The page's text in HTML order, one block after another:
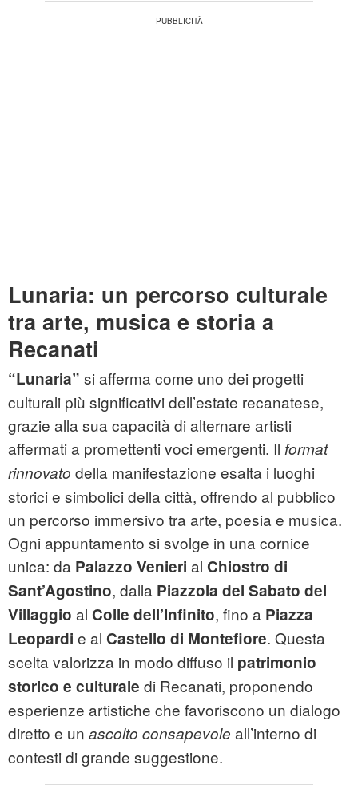
Lunaria: un percorso culturale
tra arte, musica e storia a
Recanati
“Lunaria” si afferma come uno dei progetti
culturali più significativi dell’estate recanatese,
grazie alla sua capacità di alternare artisti
affermati a promettenti voci emergenti. Il format
rinnovato della manifestazione esalta i luoghi
storici e simbolici della città, offrendo al pubblico
un percorso immersivo tra arte, poesia e musica.
Ogni appuntamento si svolge in una cornice
unica: da Palazzo Venieri al Chiostro di
Sant’Agostino, dalla Piazzola del Sabato del
Villaggio al Colle dell’Infinito, fino a Piazza
Leopardi e al Castello di Montefiore. Questa
scelta valorizza in modo diffuso il patrimonio
storico e culturale di Recanati, proponendo
esperienze artistiche che favoriscono un dialogo
diretto e un ascolto consapevole all’interno di
contesti di grande suggestione.